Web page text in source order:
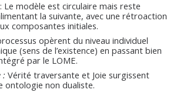
: Le modèle est circulaire mais reste
la suivante, avec une rétroaction
composantes initiales.
opèrent du niveau individuel
(sens de l’existence) en passant bien
par le LOME.
: Vérité traversante et Joie surgissent
ontologie non dualiste.